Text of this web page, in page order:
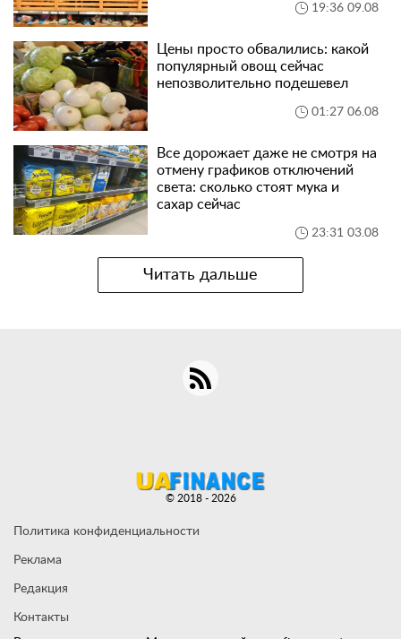
19:36 09.08
Цены просто обвалились: какой
популярный овощ сейчас
непозволительно подешевел
01:27 06.08
Все дорожает даже не смотря на
отмену графиков отключений
света: сколько стоят мука и
сахар сейчас
23:31 03.08
Читать дальше
Политика конфиденциальности
Реклама
Редакция
Контакты
© 2018 - 2026